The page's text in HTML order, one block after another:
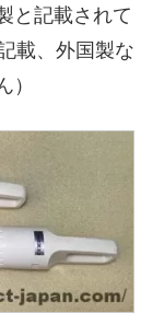
と記載されて
載、外国製な
）